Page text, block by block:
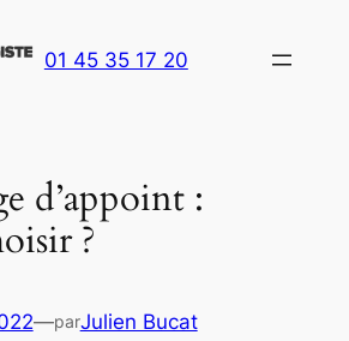
01 45 35 17 20
d’appoint :
?
—parJulien Bucat